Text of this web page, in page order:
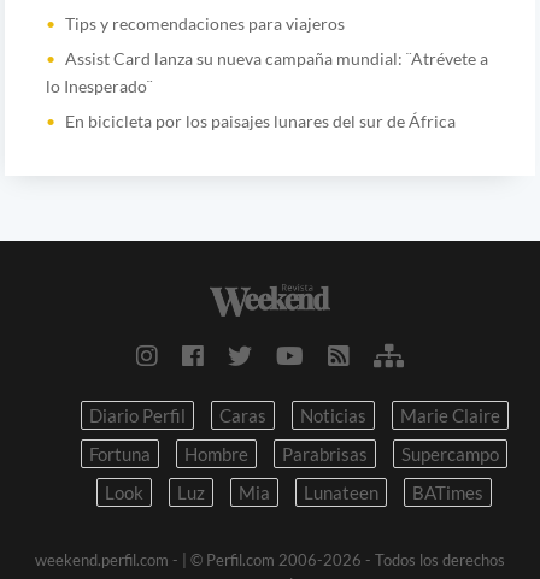
Tips y recomendaciones para viajeros
Assist Card lanza su nueva campaña mundial: ¨Atrévete a
lo Inesperado¨
En bicicleta por los paisajes lunares del sur de África
Diario Perfil Caras Noticias
Marie Claire
Fortuna
Hombre Parabrisas
Supercampo
Look
Luz Mia Lunateen BATimes
weekend.perfil.com -
| © Perfil.com 2006-2026 - Todos los derechos